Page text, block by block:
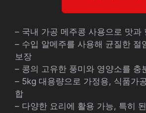
– 국내 가공 메주콩 사용으로 맛과
– 수입 알메주를 사용해 균질한 절
보장
– 콩의 고유한 풍미와 영양소를 충
– 5kg 대용량으로 가정용, 식품가
합
– 다양한 요리에 활용 가능, 특히